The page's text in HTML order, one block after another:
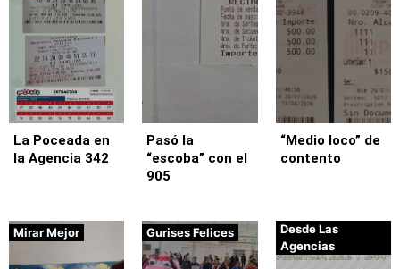
La Poceada en
la Agencia 342
Pasó la
“escoba” con el
905
“Medio loco” de
contento
Mirar Mejor Gurises Felices
Desde Las
Agencias